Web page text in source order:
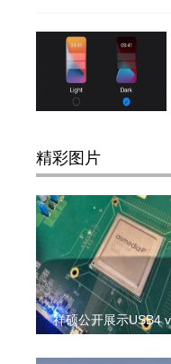
精彩图片
祥硕公开展示USB4